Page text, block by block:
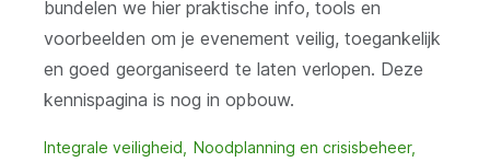
bundelen we hier praktische info, tools en
voorbeelden om je evenement veilig, toegankelijk
en goed georganiseerd te laten verlopen. Deze
kennispagina is nog in opbouw.
Integrale veiligheid
Noodplanning en crisisbeheer